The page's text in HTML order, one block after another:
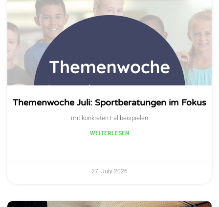
Themenwoche Juli: Sportberatungen im Fokus
mit konkreten Fallbeispielen
WEITERLESEN
27. July 2026